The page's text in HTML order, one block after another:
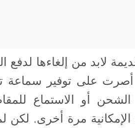
لابد من إلغاءها لدفع
أصرت على توفير سماعة
أو الاستماع
مرة أخرى. لكن